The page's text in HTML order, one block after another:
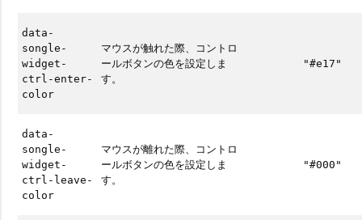
data-
songle-
widget-
ctrl-enter-
color
マウスが触れた際、コントロ
ールボタンの色を設定しま
す。
"#e17"
data-
songle-
widget-
ctrl-leave-
color
マウスが離れた際、コントロ
ールボタンの色を設定しま
す。
"#000"